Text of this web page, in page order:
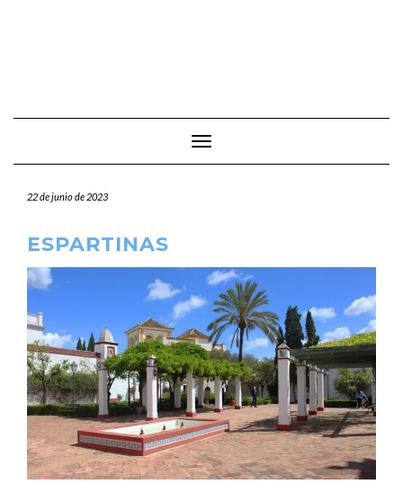
Cambiar modo de navegación
22 de junio de 2023
ESPARTINAS